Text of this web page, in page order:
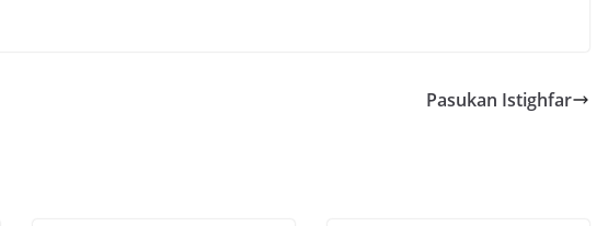
Pasukan Istighfar